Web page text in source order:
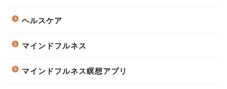
ヘルスケア
マインドフルネス
マインドフルネス瞑想アプリ